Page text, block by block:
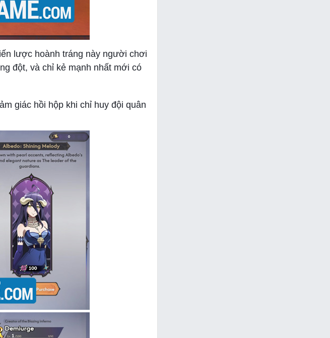
lược hoành tráng này người chơi
đột, và chỉ kẻ mạnh nhất mới có
giác hồi hộp khi chỉ huy đội quân